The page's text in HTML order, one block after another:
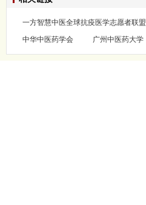
一方智慧中医全球抗疫医学志愿者联盟
中华中医药学会
广州中医药大学